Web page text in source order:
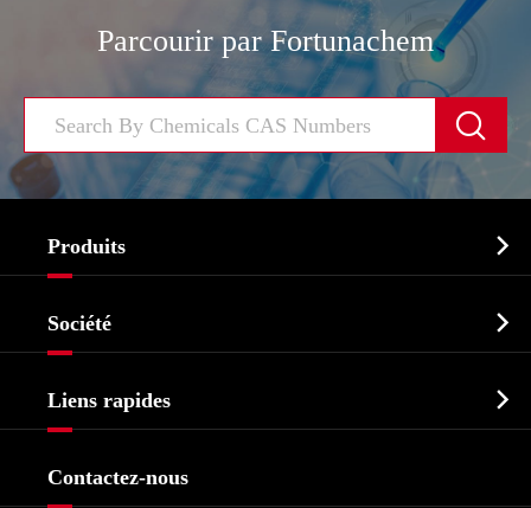
Parcourir par Fortunachem

Produits 
Biochimique
Produits agrochimiques et intermédiaires
Ingrédients cosmétiques
Société 
Liens rapides 
Contactez-nous